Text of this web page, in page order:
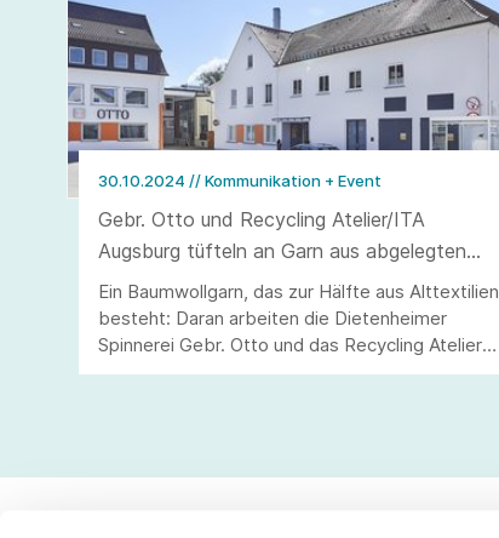
30.10.2024 // Kommunikation + Event
Gebr. Otto und Recycling Atelier/ITA
Augsburg tüfteln an Garn aus abgelegten
Textilien
Ein Baumwollgarn, das zur Hälfte aus Alttextilien
besteht: Daran arbeiten die Dietenheimer
Spinnerei Gebr. Otto und das Recycling Atelier
des ITA Augsburg.